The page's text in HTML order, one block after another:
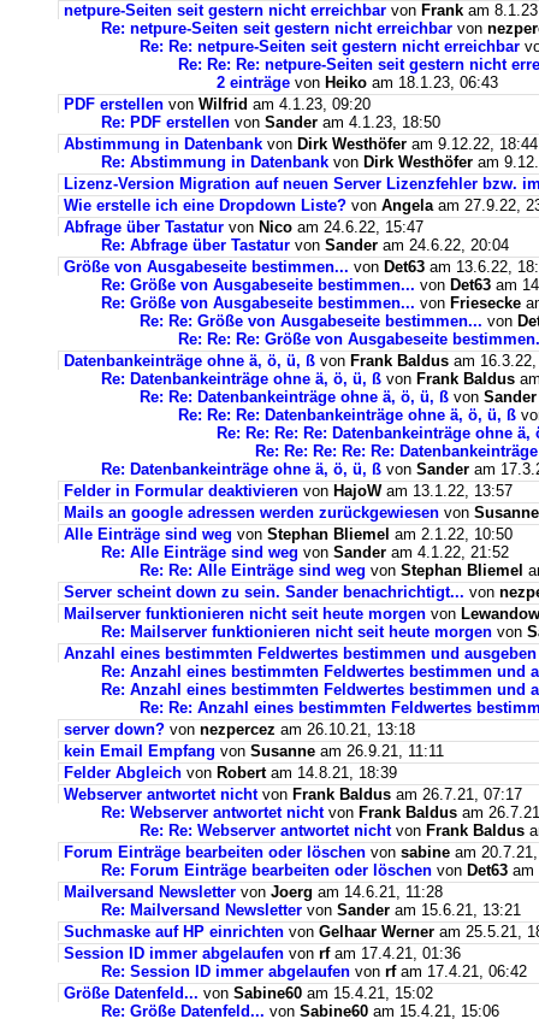
netpure-Seiten seit gestern nicht erreichbar von Frank am
Re: netpure-Seiten seit gestern nicht erreichbar von
Re: Re: netpure-Seiten seit gestern nicht erreichbar
Re: Re: Re: netpure-Seiten seit gestern nicht
2 einträge von Heiko am 18.1.23, 06:43
PDF erstellen von Wilfrid am 4.1.23, 09:20
Re: PDF erstellen von Sander am 4.1.23, 18:50
Abstimmung in Datenbank von Dirk Westhöfer am 9.12.22, 18:44
Re: Abstimmung in Datenbank von Dirk Westhöfer am
Lizenz-Version Migration auf neuen Server Lizenzfehler bzw.
Wie erstelle ich eine Dropdown Liste? von Angela am 27.9.22,
Abfrage über Tastatur von Nico am 24.6.22, 15:47
Re: Abfrage über Tastatur von Sander am 24.6.22, 20:04
Größe von Ausgabeseite bestimmen... von Det63 am 13.6.22,
Re: Größe von Ausgabeseite bestimmen... von Det63 am
Re: Größe von Ausgabeseite bestimmen... von Friesecke
Re: Re: Größe von Ausgabeseite bestimmen... von
Re: Re: Re: Größe von Ausgabeseite
Datenbankeinträge ohne ä, ö, ü, ß von Frank Baldus am
Re: Datenbankeinträge ohne ä, ö, ü, ß von Frank Baldus
Re: Re: Datenbankeinträge ohne ä, ö, ü, ß von Sander
Re: Re: Re: Datenbankeinträge ohne ä, ö, ü, ß
Re: Re: Re: Re: Datenbankeinträge ohne ä,
Re: Re: Re: Re: Re:
Re: Datenbankeinträge ohne ä, ö, ü, ß von Sander am
Felder in Formular deaktivieren von HajoWam 13.1.22, 13:57
Mails an google adressen werden zurückgewiesen von Susanne
Alle Einträge sind weg von Stephan Bliemel am 2.1.22, 10:50
Re: Alle Einträge sind weg von Sander am 4.1.22, 21:52
Re: Re: Alle Einträge sind weg von Stephan Bliemel
Server scheint down zu sein. Sander benachrichtigt... von
Mailserver funktionieren nicht seit heute morgen von
Re: Mailserver funktionieren nicht seit heute morgen von
Anzahl eines bestimmten Feldwertes bestimmen und ausgeben
Re: Anzahl eines bestimmten Feldwertes bestimmen und
Re: Anzahl eines bestimmten Feldwertes bestimmen und
Re: Re: Anzahl eines bestimmten Feldwertes
server down? von nezpercez am 26.10.21, 13:18
kein Email Empfang von Susanne am 26.9.21, 11:11
Felder Abgleich von Robertam 14.8.21, 18:39
Webserver antwortet nichtvon Frank Baldus am 26.7.21, 07:17
Re: Webserver antwortet nichtvon Frank Baldus am
Re: Re: Webserver antwortet nichtvon Frank Baldus
Forum Einträge bearbeiten oder löschen von sabine am
Re: Forum Einträge bearbeiten oder löschen von Det63 am
Mailversand Newsletter von Joerg am 14.6.21, 11:28
Re: Mailversand Newsletter von Sander am 15.6.21, 13:21
Suchmaske auf HP einrichten von Gelhaar Werner am 25.5.21,
Session ID immer abgelaufen von rfam 17.4.21, 01:36
Re: Session ID immer abgelaufen von rfam 17.4.21, 06:42
Größe Datenfeld... von Sabine60 am 15.4.21, 15:02
Re: Größe Datenfeld... von Sabine60 am 15.4.21, 15:06